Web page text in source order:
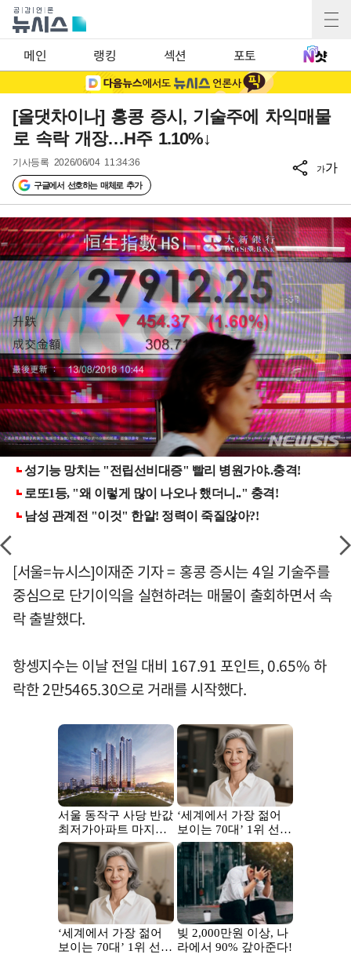
메인 랭킹 섹션 포토
[올댓차이나] 홍콩 증시, 기술주에 차익매물
로 속락 개장…H주 1.10%↓
기사등록 2026/06/04 11:34:36
구글에서 선호하는 매체로 추가
가가
[서울=뉴시스]이재준 기자 = 홍콩 증시는 4일 기술주를
중심으로 단기이익을 실현하려는 매물이 출회하면서 속
락 출발했다.
항셍지수는 이날 전일 대비 167.91 포인트, 0.65% 하
락한 2만5465.30으로 거래를 시작했다.